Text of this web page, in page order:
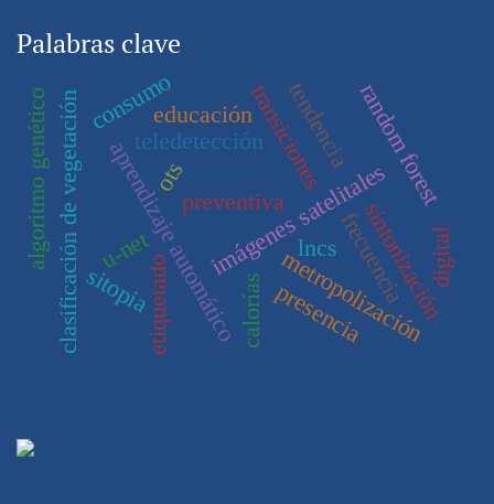
Palabras clave
teledetección
aprendizaje automático
clasificación de vegetación imágenes satelitales
u-net
random forest
metropolización
preventiva
transiciones
algoritmo genético ots
sintonización
etiquetado calorías
consumo
frecuencia
lncs
presencia
tendencia
sitopia
digital
educación